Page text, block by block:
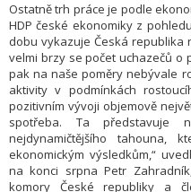
Ostatně trh práce je podle
HDP české ekonomiky z
dobu vykazuje Česká republika
velmi brzy se počet uchazečů o
pak na naše poměry nebývale
aktivity v podmínkách
pozitivním vývoji objemově
spotřeba. Ta představuje
nejdynamičtějšího tahouna,
ekonomickým výsledkům,“
na konci srpna Petr
komory České republiky a